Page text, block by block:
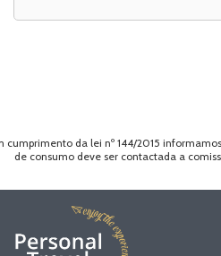
cumprimento da lei nº 144/2015
de consumo deve ser contactada a